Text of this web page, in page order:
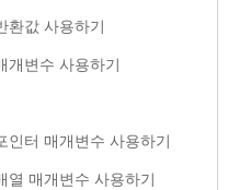
환값 사용하기
개변수 사용하기
인터 매개변수 사용하기
열 매개변수 사용하기